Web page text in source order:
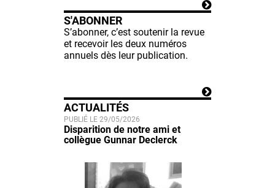
S'ABONNER
S’abonner, c’est soutenir la revue
et recevoir les deux numéros
annuels dès leur publication.
ACTUALITÉS
PUBLIÉ LE 29/05/2026
Disparition de notre ami et
collègue Gunnar Declerck